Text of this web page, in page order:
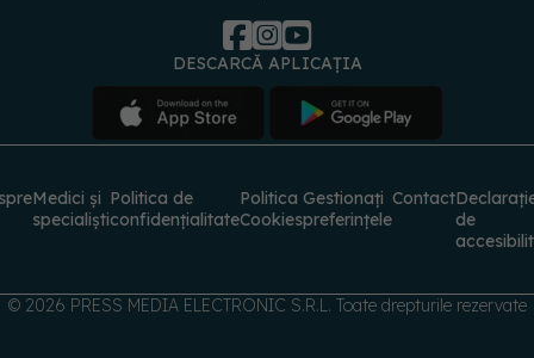
DESCARCĂ APLICAȚIA
Medici și
specialiști
Politica de
confidențialitate
Politica
Cookies
Gestionați
preferințele
Contact
de
© 2026 PRESS MEDIA ELECTRONIC S.R.L. Toate drepturile rezervate